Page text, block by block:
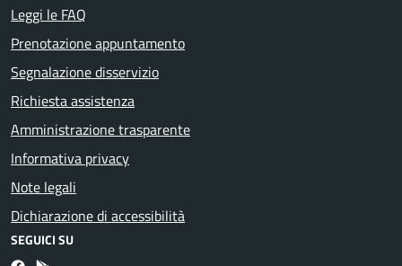
Leggi le FAQ
Prenotazione appuntamento
Segnalazione disservizio
Richiesta assistenza
Amministrazione trasparente
Informativa privacy
Note legali
Dichiarazione di accessibilità
SEGUICI SU